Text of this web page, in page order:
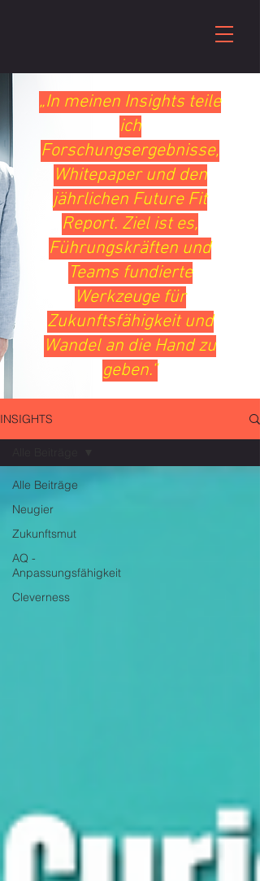
„In meinen Insights teile
ich
Forschungsergebnisse,
Whitepaper und den
jährlichen Future Fit
Report. Ziel ist es,
Führungskräften und
Teams fundierte
Werkzeuge für
Zukunftsfähigkeit und
Wandel an die Hand zu
geben.“
INSIGHTS
Alle Beiträge
Neugier
Zukunftsmut
AQ -
Anpassungsfähigkeit
Cleverness